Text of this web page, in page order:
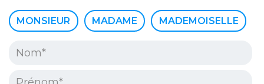
Civilité :
MONSIEUR MADAME MADEMOISELLE
Nom* :
Prénom* :